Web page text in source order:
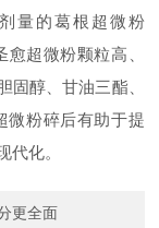
量的葛根超微粉
愈超微粉颗粒高、
固醇、甘油三酯、
微粉碎后有助于提
代化。
更全面